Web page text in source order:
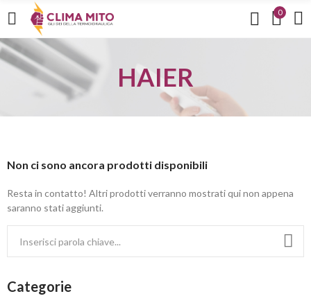
0
HAIER
Non ci sono ancora prodotti disponibili
Resta in contatto! Altri prodotti verranno mostrati qui non appena
saranno stati aggiunti.
Categorie